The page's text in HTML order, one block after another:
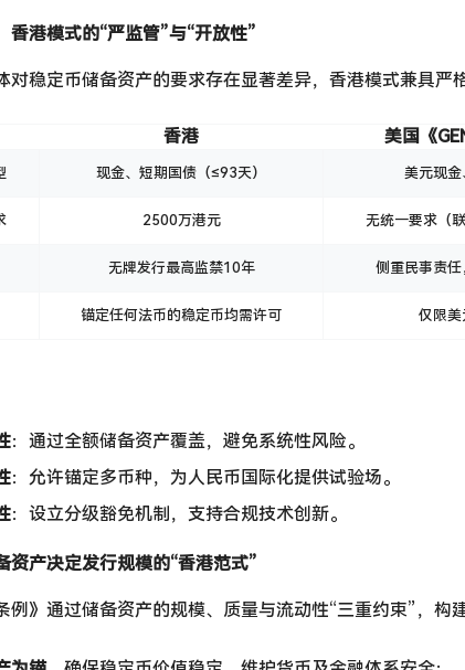
香港模式的“严监管”与“开放性”
对稳定币储备资产的要求存在显著差异，香港模式兼具严
香港 美国《
现金、短期国债（≤93天） 美元现
2500万港元 无统一要求（
无牌发行最高监禁10年 侧重民事责
锚定任何法币的稳定币均需许可 仅限美
：通过全额储备资产覆盖，避免系统性风险。
：允许锚定多币种，为人民币国际化提供试验场。
：设立分级豁免机制，支持合规技术创新。
资产决定发行规模的“香港范式”
例》通过储备资产的规模、质量与流动性“三重约束”，构